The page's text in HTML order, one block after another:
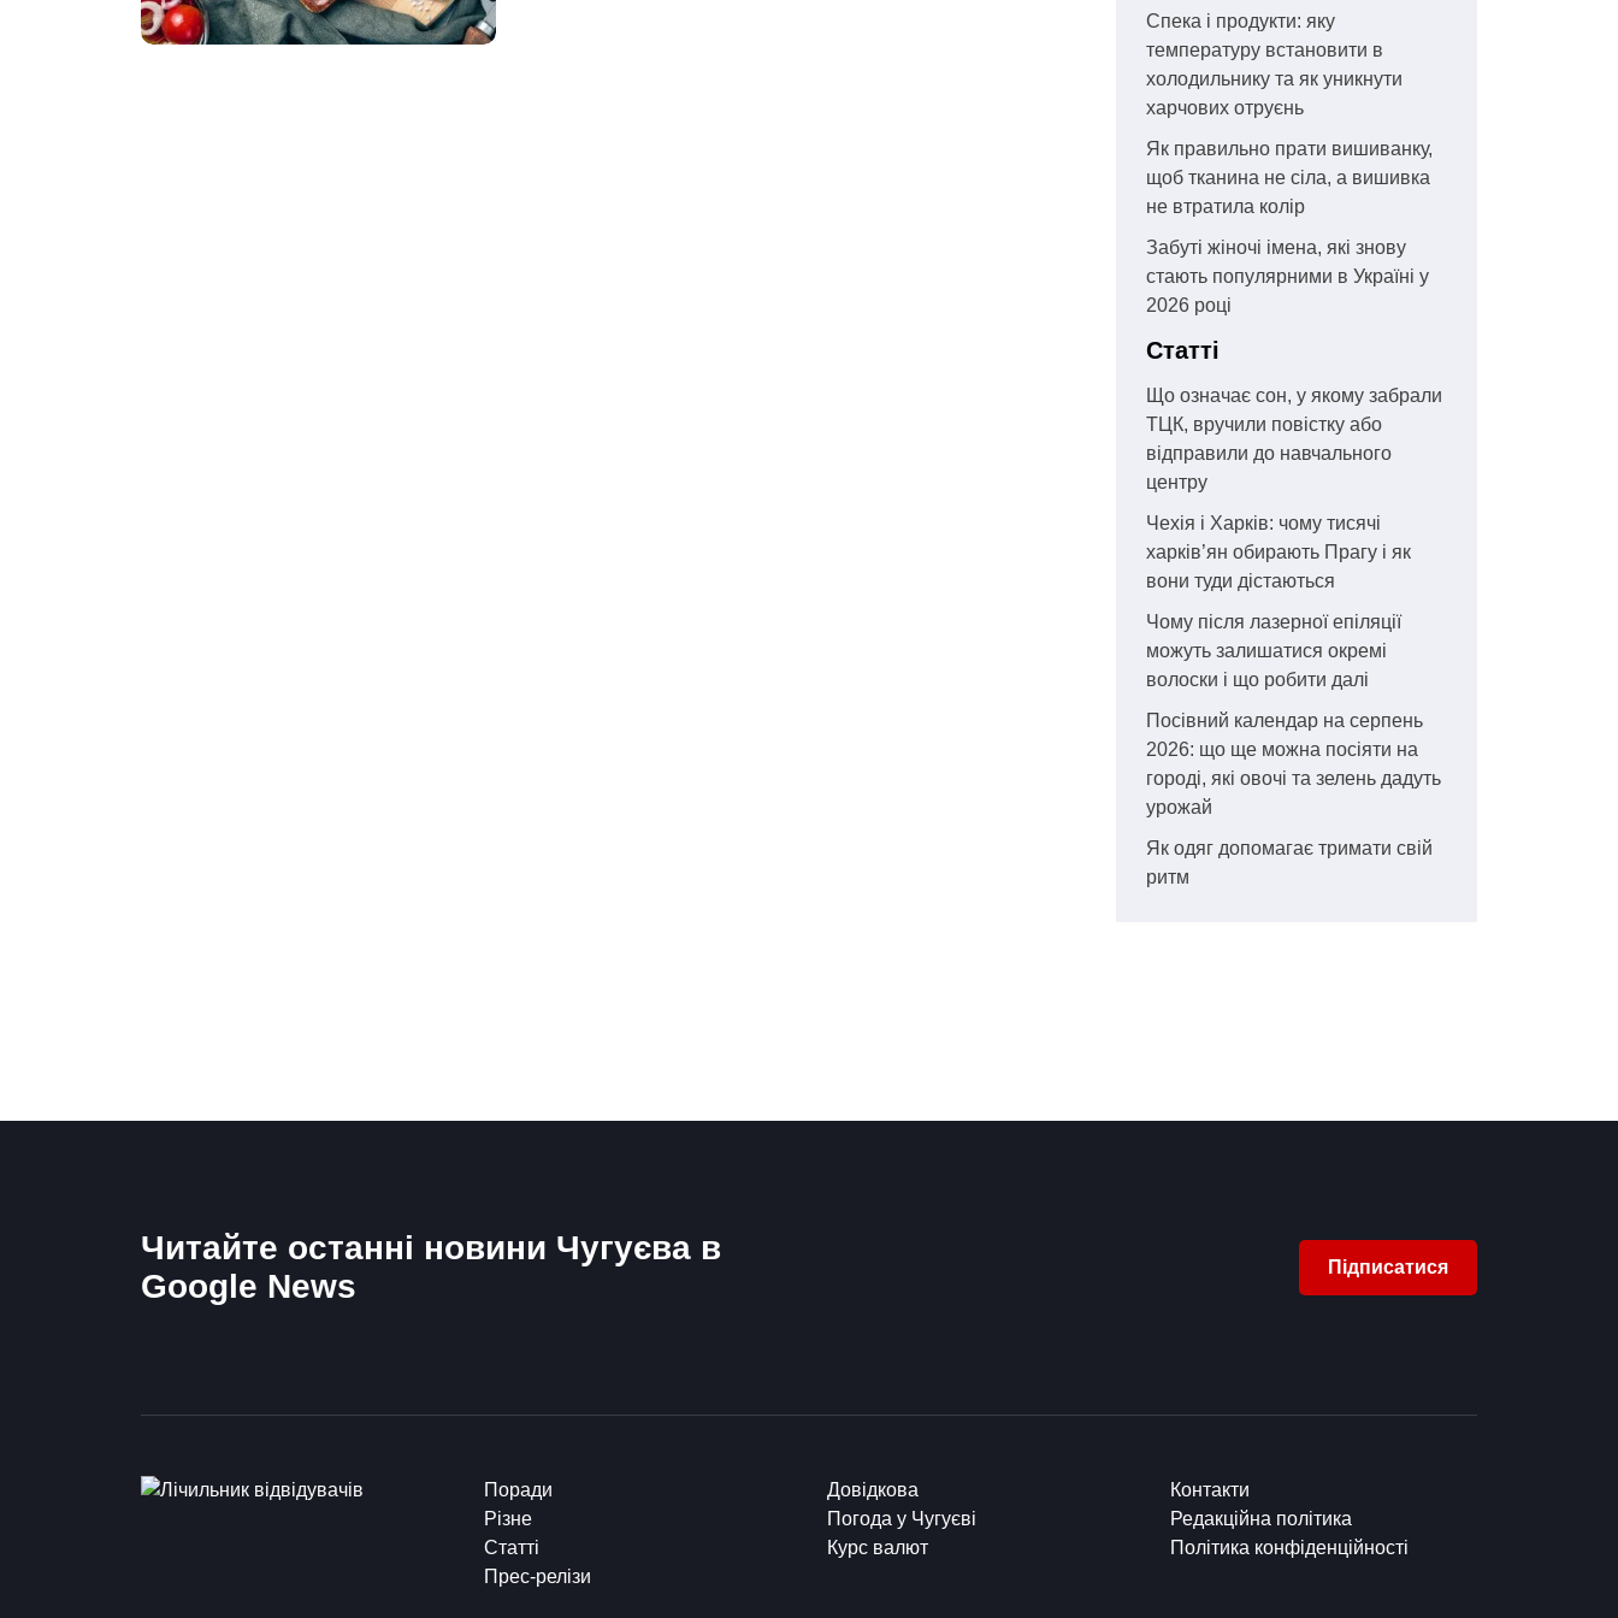
Спека і продукти: яку
температуру встановити в
холодильнику та як уникнути
харчових отруєнь
Як правильно прати вишиванку,
щоб тканина не сіла, а вишивка
не втратила колір
Забуті жіночі імена, які знову
стають популярними в Україні у
2026 році
Статті
Що означає сон, у якому забрали
ТЦК, вручили повістку або
відправили до навчального
центру
Чехія і Харків: чому тисячі
харків’ян обирають Прагу і як
вони туди дістаються
Чому після лазерної епіляції
можуть залишатися окремі
волоски і що робити далі
Посівний календар на серпень
2026: що ще можна посіяти на
городі, які овочі та зелень дадуть
урожай
Як одяг допомагає тримати свій
ритм
Читайте останні новини Чугуєва в
Google News
Підписатися
Поради
Різне
Статті
Прес-релізи
Довідкова
Погода у Чугуєві
Курс валют
Контакти
Редакційна політика
Політика конфіденційності